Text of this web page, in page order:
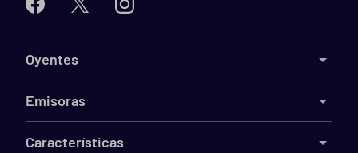
Oyentes
Emisoras
Características